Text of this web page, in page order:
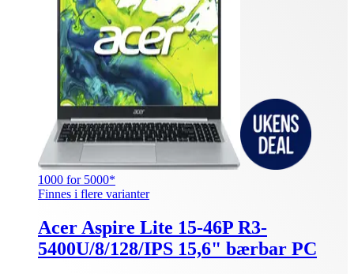
1000 for 5000*
Finnes i flere varianter
Acer Aspire Lite 15-46P R3-
5400U/8/128/IPS 15,6" bærbar PC